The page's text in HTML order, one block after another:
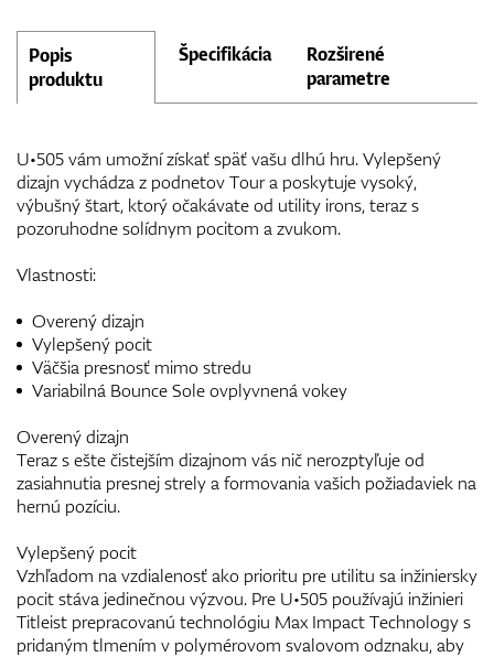
Popis
produktu
Špecifikácia
Rozširené
parametre
U•505 vám umožní získať späť vašu dlhú hru. Vylepšený
dizajn vychádza z podnetov Tour a poskytuje vysoký,
výbušný štart, ktorý očakávate od utility irons, teraz s
pozoruhodne solídnym pocitom a zvukom.
Vlastnosti:
Overený dizajn
Vylepšený pocit
Väčšia presnosť mimo stredu
Variabilná Bounce Sole ovplyvnená vokey
Overený dizajn
Teraz s ešte čistejším dizajnom vás nič nerozptyľuje od
zasiahnutia presnej strely a formovania vašich požiadaviek na
hernú pozíciu.
Vylepšený pocit
Vzhľadom na vzdialenosť ako prioritu pre utilitu sa inžiniersky
pocit stáva jedinečnou výzvou. Pre U•505 používajú inžinieri
Titleist prepracovanú technológiu Max Impact Technology s
pridaným tlmením v polymérovom svalovom odznaku, aby